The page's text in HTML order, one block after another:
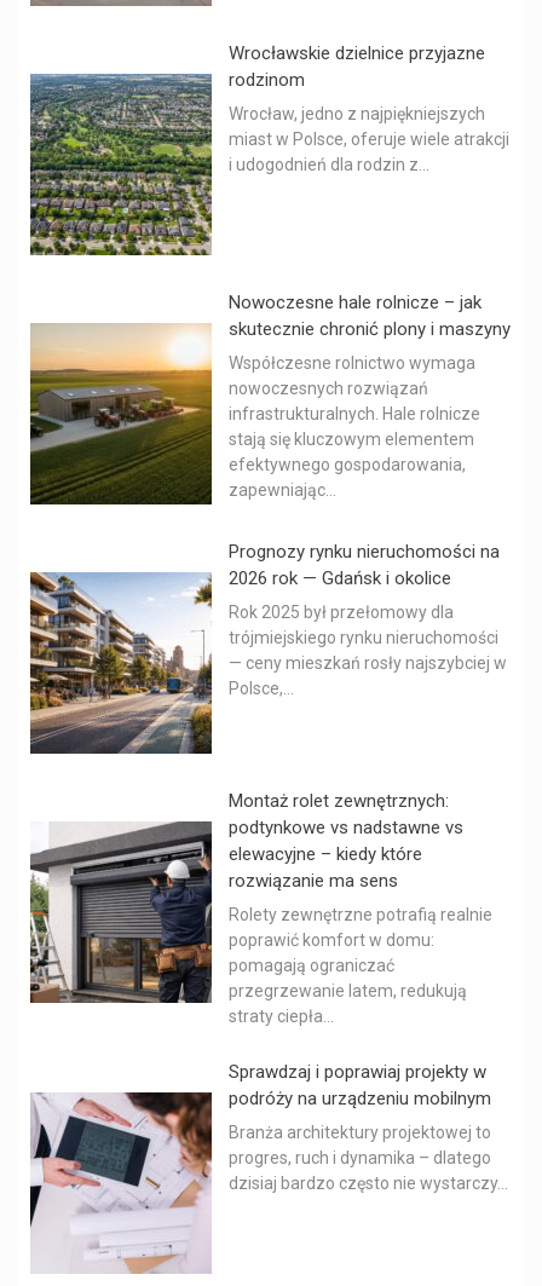
Wrocławskie dzielnice przyjazne
rodzinom
Wrocław, jedno z najpiękniejszych
miast w Polsce, oferuje wiele atrakcji
i udogodnień dla rodzin z...
Nowoczesne hale rolnicze – jak
skutecznie chronić plony i maszyny
Współczesne rolnictwo wymaga
nowoczesnych rozwiązań
infrastrukturalnych. Hale rolnicze
stają się kluczowym elementem
efektywnego gospodarowania,
zapewniając...
Prognozy rynku nieruchomości na
2026 rok — Gdańsk i okolice
Rok 2025 był przełomowy dla
trójmiejskiego rynku nieruchomości
— ceny mieszkań rosły najszybciej w
Polsce,...
Montaż rolet zewnętrznych:
podtynkowe vs nadstawne vs
elewacyjne – kiedy które
rozwiązanie ma sens
Rolety zewnętrzne potrafią realnie
poprawić komfort w domu:
pomagają ograniczać
przegrzewanie latem, redukują
straty ciepła...
Sprawdzaj i poprawiaj projekty w
podróży na urządzeniu mobilnym
Branża architektury projektowej to
progres, ruch i dynamika – dlatego
dzisiaj bardzo często nie wystarczy...